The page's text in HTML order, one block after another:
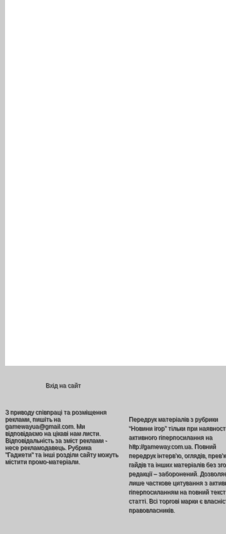
Вхід на сайт
З приводу співпраці та розміщення
реклами, пишіть на
gamewayua@gmail.com. Ми
відповідаємо на цікаві нам листи.
Відповідальність за зміст реклами -
несе рекламодавець. Рубрика
"Гаджети" та інші розділи сайту можуть
містити промо-матеріали.
Передрук матеріалів з рубрики
“Новини ігор” тільки при
активного гіперпосилання на
http://gameway.com.ua. Повний
передрук інтерв’ю, оглядів,
гайдів та інших матеріалів без
редакції – заборонений.
лише часткове цитування з
гіперпосиланням на повний текст
статті. Всі торгові марки є
правовласників.